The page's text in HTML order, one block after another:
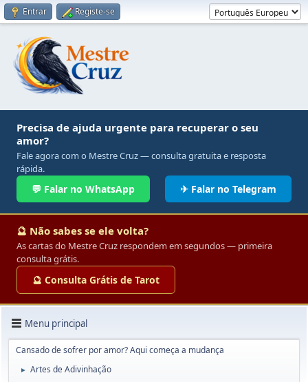
Entrar Registe-se
Precisa de ajuda urgente para recuperar o seu
amor?
Fale agora com o Mestre Cruz — consulta gratuita e resposta
rápida.
💬 Falar no WhatsApp ✈ Falar no Telegram
🔮 Não sabes se ele volta?
As cartas do Mestre Cruz respondem em segundos — primeira
consulta grátis.
🔮 Consulta Grátis de Tarot
Menu principal
Cansado de sofrer por amor? Aqui começa a mudança
► Artes de Adivinhação